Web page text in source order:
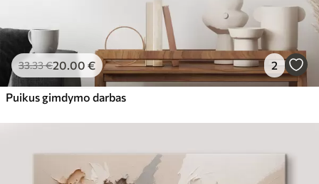
33.33€20.00 € 2
Puikus gimdymo darbas